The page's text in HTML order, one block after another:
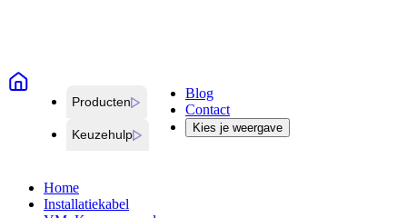
Producten
Keuzehulp
Blog
Contact
Kies je weergave
Home
Installatiekabel